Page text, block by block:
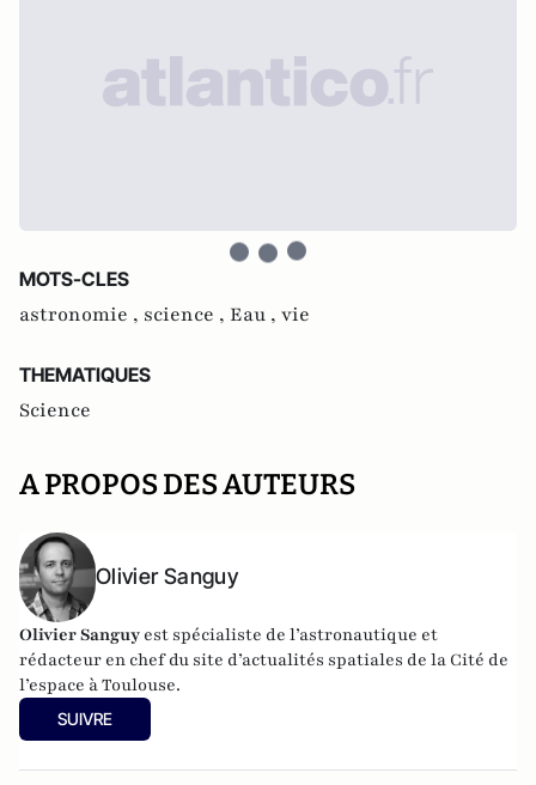
MOTS-CLES
astronomie , science , Eau , vie
THEMATIQUES
Science
A PROPOS DES AUTEURS
Olivier Sanguy
Olivier Sanguy est spécialiste de l’astronautique et
rédacteur en chef du site d’actualités spatiales de la Cité de
l’espace à Toulouse.
SUIVRE